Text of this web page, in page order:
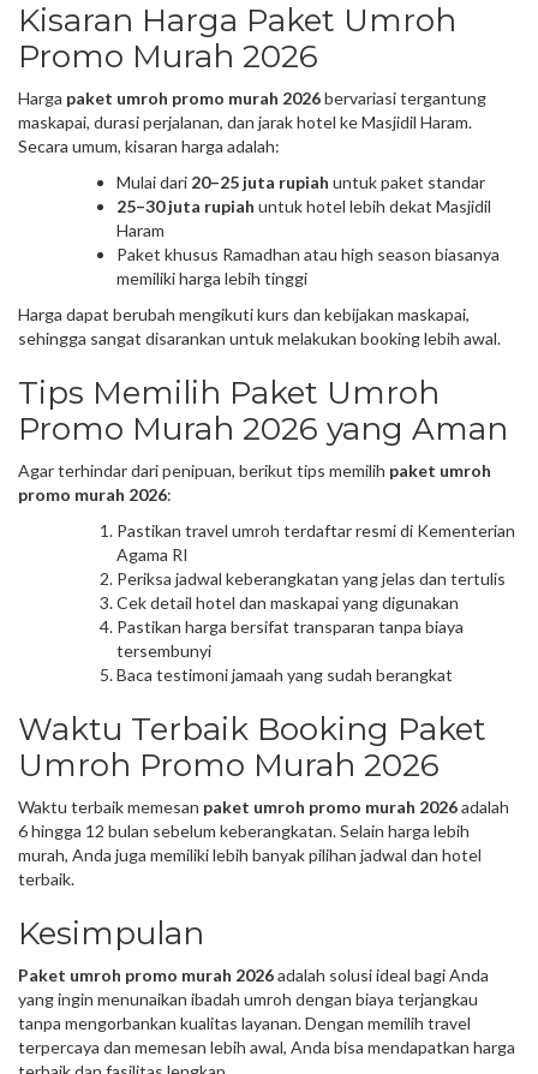
Kisaran Harga Paket Umroh
Promo Murah 2026
Harga paket umroh promo murah 2026bervariasi tergantung
maskapai, durasi perjalanan, dan jarak hotel ke Masjidil Haram.
Secara umum, kisaran harga adalah:
Mulai dari 20–25 juta rupiah untuk paket standar
25–30 juta rupiah untuk hotel lebih dekat Masjidil
Haram
Paket khusus Ramadhan atau high season biasanya
memiliki harga lebih tinggi
Harga dapat berubah mengikuti kurs dan kebijakan maskapai,
sehingga sangat disarankan untuk melakukan booking lebih awal.
Tips Memilih Paket Umroh
Promo Murah 2026 yang Aman
Agar terhindar dari penipuan, berikut tips memilih paket umroh
promo murah 2026:
Pastikan travel umroh terdaftar resmi di Kementerian
Agama RI
Periksa jadwal keberangkatan yang jelas dan tertulis
Cek detail hotel dan maskapai yang digunakan
Pastikan harga bersifat transparan tanpa biaya
tersembunyi
Baca testimoni jamaah yang sudah berangkat
Waktu Terbaik Booking Paket
Umroh Promo Murah 2026
Waktu terbaik memesan paket umroh promo murah 2026adalah
6 hingga 12 bulan sebelum keberangkatan. Selain harga lebih
murah, Anda juga memiliki lebih banyak pilihan jadwal dan hotel
terbaik.
Kesimpulan
Paket umroh promo murah 2026adalah solusi ideal bagi Anda
yang ingin menunaikan ibadah umroh dengan biaya terjangkau
tanpa mengorbankan kualitas layanan. Dengan memilih travel
terpercaya dan memesan lebih awal, Anda bisa mendapatkan harga